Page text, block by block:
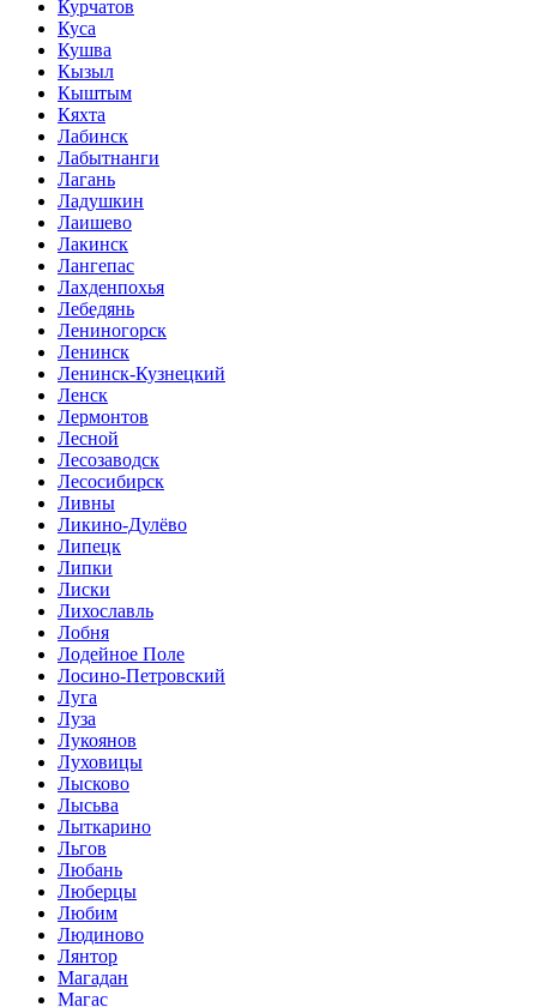
Курчатов
Куса
Кушва
Кызыл
Кыштым
Кяхта
Лабинск
Лабытнанги
Лагань
Ладушкин
Лаишево
Лакинск
Лангепас
Лахденпохья
Лебедянь
Лениногорск
Ленинск
Ленинск-Кузнецкий
Ленск
Лермонтов
Лесной
Лесозаводск
Лесосибирск
Ливны
Ликино-Дулёво
Липецк
Липки
Лиски
Лихославль
Лобня
Лодейное Поле
Лосино-Петровский
Луга
Луза
Лукоянов
Луховицы
Лысково
Лысьва
Лыткарино
Льгов
Любань
Люберцы
Любим
Людиново
Лянтор
Магадан
Магас